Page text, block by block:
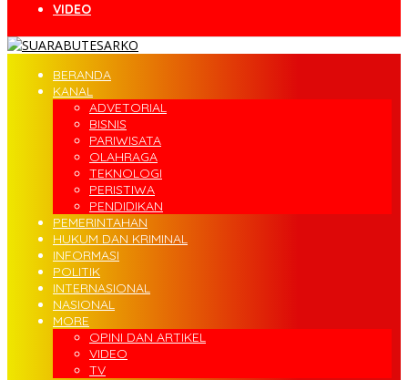
VIDEO
BERANDA
KANAL
ADVETORIAL
BISNIS
PARIWISATA
OLAHRAGA
TEKNOLOGI
PERISTIWA
PENDIDIKAN
PEMERINTAHAN
HUKUM DAN KRIMINAL
INFORMASI
POLITIK
INTERNASIONAL
NASIONAL
MORE
OPINI DAN ARTIKEL
VIDEO
TV